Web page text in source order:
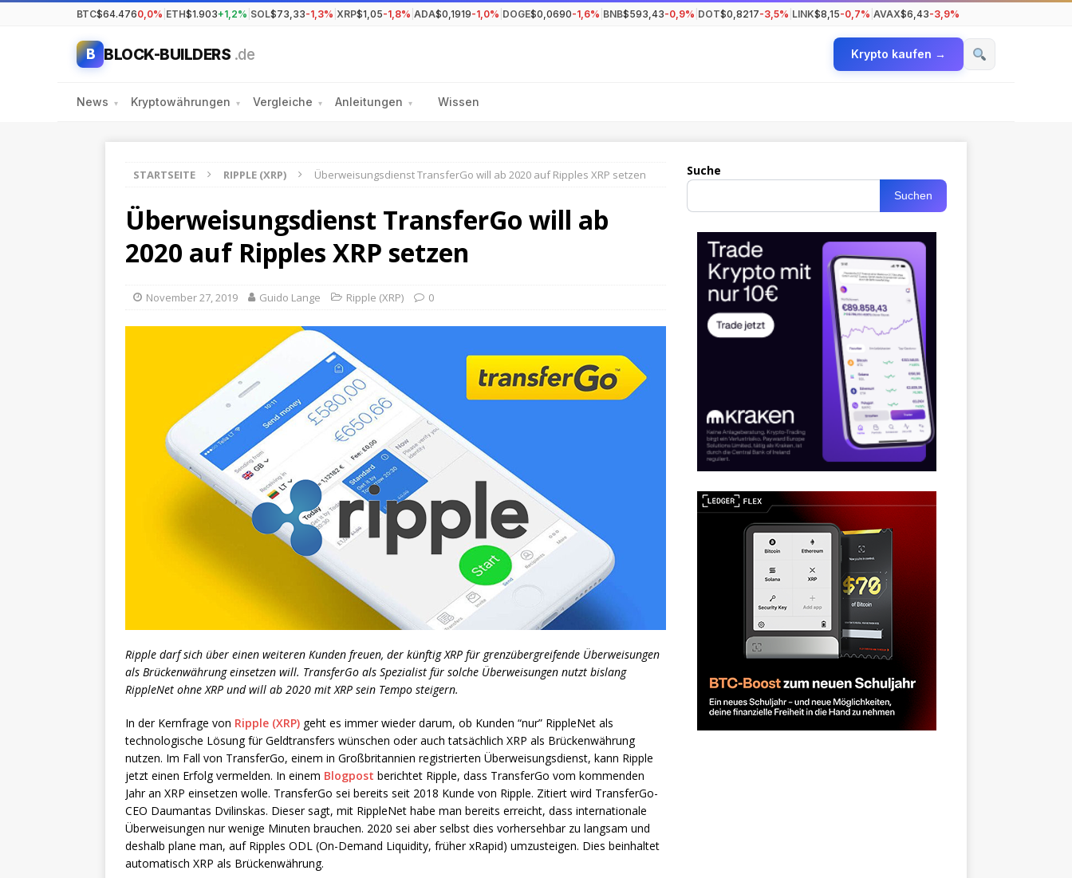
BTC$64.4760,0% ETH$1.903+1,2% SOL$73,33-1,3% XRP$1,05-1,8% ADA$0,1919-1,0% DOGE$0,0690-1,6% BNB$593,43-0,9% DOT$0,8217-3,5% LINK$8,15-0,7% AVAX$6,43-3,9%
B BLOCK-BUILDERS .de Krypto kaufen →
News ▾ Kryptowährungen ▾ Vergleiche ▾ Anleitungen ▾ Wissen
STARTSEITE RIPPLE (XRP) Überweisungsdienst TransferGo will ab 2020 auf Ripples XRP setzen
Überweisungsdienst TransferGo will ab
2020 auf Ripples XRP setzen
November 27, 2019 Guido Lange Ripple (XRP) 0
Ripple darf sich über einen weiteren Kunden freuen, der künftig XRP für grenzübergreifende Überweisungen
als Brückenwährung einsetzen will. TransferGo als Spezialist für solche Überweisungen nutzt bislang
RippleNet ohne XRP und will ab 2020 mit XRP sein Tempo steigern.
In der Kernfrage von Ripple (XRP) geht es immer wieder darum, ob Kunden “nur” RippleNet als
technologische Lösung für Geldtransfers wünschen oder auch tatsächlich XRP als Brückenwährung
nutzen. Im Fall von TransferGo, einem in Großbritannien registrierten Überweisungsdienst, kann Ripple
jetzt einen Erfolg vermelden. In einem Blogpost berichtet Ripple, dass TransferGo vom kommenden
Jahr an XRP einsetzen wolle. TransferGo sei bereits seit 2018 Kunde von Ripple. Zitiert wird TransferGo-
CEO Daumantas Dvilinskas. Dieser sagt, mit RippleNet habe man bereits erreicht, dass internationale
Überweisungen nur wenige Minuten brauchen. 2020 sei aber selbst dies vorhersehbar zu langsam und
deshalb plane man, auf Ripples ODL (On-Demand Liquidity, früher xRapid) umzusteigen. Dies beinhaltet
automatisch XRP als Brückenwährung.
Suche
Suchen